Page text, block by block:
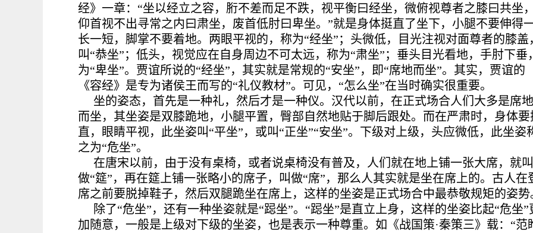
经》一章：“坐以经立之容，胻不差而足不跌，视平衡曰经坐，微俯视尊者之膝曰共坐
仰首视不出寻常之内曰肃坐，废首低肘曰卑坐。”就是身体挺直了坐下，小腿不要伸得
长一短，脚掌不要着地。两眼平视的，称为“经坐”；头微低，目光注视对面尊者的膝盖
叫“恭坐”；低头，视觉应在自身周边不可太远，称为“肃坐”；垂头目光看地，手肘下垂
为“卑坐”。贾谊所说的“经坐”，其实就是常规的“安坐”，即“席地而坐”。其实，贾谊的
《容经》是专为诸侯王而写的“礼仪教材”。可见，“怎么坐”在当时确实很重要。
坐的姿态，首先是一种礼，然后才是一种仪。汉代以前，在正式场合人们大多是席地
而坐，其坐姿是双膝跪地，小腿平置，臀部自然地贴于脚后跟处。而在严肃时，身体要
直，眼睛平视，此坐姿叫“平坐”，或叫“正坐”“安坐”。下级对上级，头应微低，此坐姿
之为“危坐”。
在唐宋以前，由于没有桌椅，或者说桌椅没有普及，人们就在地上铺一张大席，就叫
做“筵”，再在筵上铺一张略小的席子，叫做“席”，那么人其实就是坐在席上的。古人在
席之前要脱掉鞋子，然后双腿跪坐在席上，这样的坐姿是正式场合中最恭敬规矩的姿势
除了“危坐”，还有一种坐姿就是“跽坐”。“跽坐”是直立上身，这样的坐姿比起“危坐”
加随意，一般是上级对下级的坐姿，也是表示一种尊重。如《战国策·秦策三》载：“范